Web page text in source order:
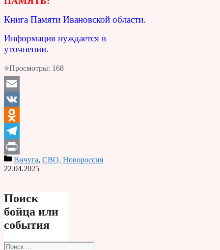
Книга Памяти Ивановской области.
Информация нуждается в
уточнении.
⭐Просмотры: 168
Email
VK
Odnoklassniki
Telegram
PrintВичуга, СВО, Новороссия
22.04.2025
Поиск
бойца или
события
Поиск: